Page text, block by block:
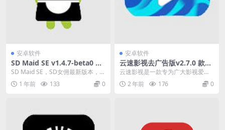
安卓软件
SD Maid SE v1.4.7-beta0 快
速清理系统，高级版
SD Maid SE，SD女佣最新版本，为
用户带来更专业的系统清理服务，
快速清理...
1 年前 133 0
安卓软件
云速影视去广告版v2.7.0 款专
为广大影视爱好者打造的影视
播放软
云速影视是一款专为广大影视爱好
者打造的影视播放软件。 这里覆盖
的影视资源非常丰富...
2 年前 176 0